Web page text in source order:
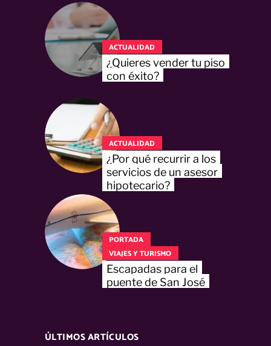
ACTUALIDAD
¿Quieres vender tu piso
con éxito?
ACTUALIDAD
¿Por qué recurrir a los
servicios de un asesor
hipotecario?
PORTADA
VIAJES Y TURISMO
Escapadas para el
puente de San José
ÚLTIMOS ARTÍCULOS